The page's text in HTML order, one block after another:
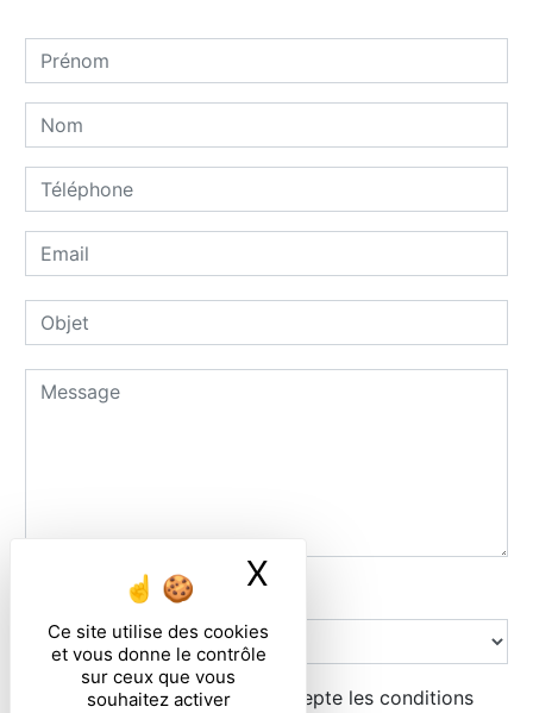
Ce site utilise des cookies
et vous donne le contrôle
sur ceux que vous
souhaitez activer
X
Combien font dix plus six
En cochant cette case, j'accepte les conditions